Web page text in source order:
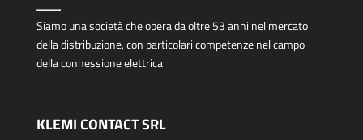
Siamo una società che opera da oltre 53 anni nel mercato
della distribuzione, con particolari competenze nel campo
della connessione elettrica
KLEMI CONTACT SRL